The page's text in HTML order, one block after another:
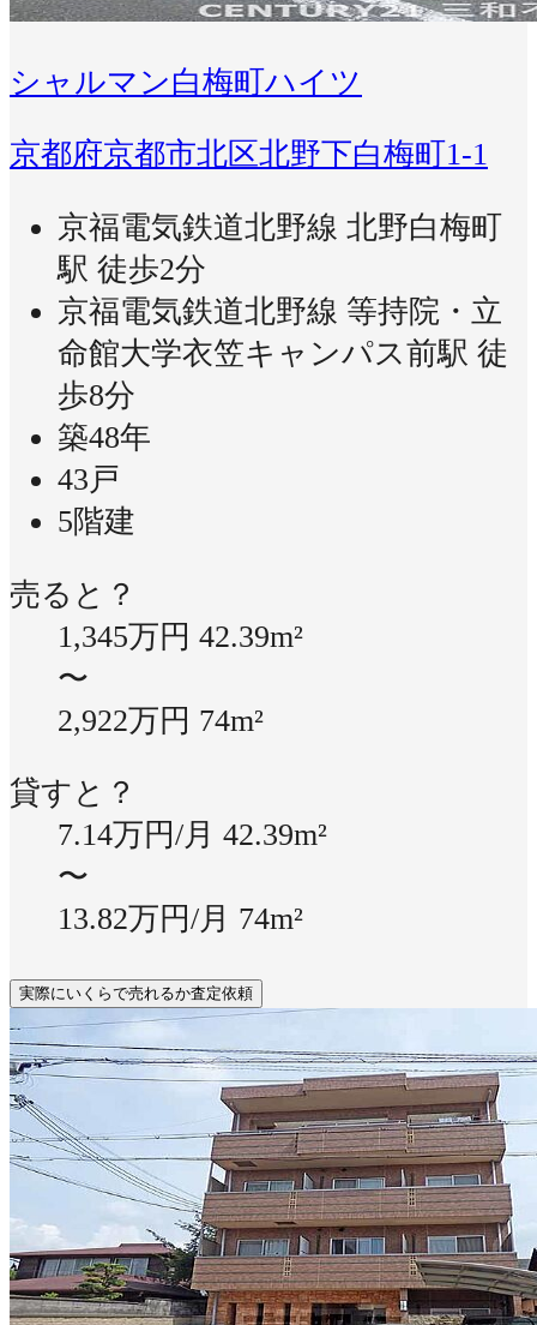
シャルマン白梅町ハイツ
京都府京都市北区北野下白梅町1-1
京福電気鉄道北野線 北野白梅町
駅 徒歩2分
京福電気鉄道北野線 等持院・立
命館大学衣笠キャンパス前駅 徒
歩8分
築48年
43戸
5階建
売ると？
1,345万円 42.39m²
〜
2,922万円 74m²
貸すと？
7.14万円/月 42.39m²
〜
13.82万円/月 74m²
実際にいくらで売れるか査定依頼